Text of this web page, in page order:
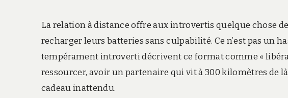
La relation à distance offre aux introvertis quelque chose
recharger leurs batteries sans culpabilité. Ce n’est pas un
tempérament introverti décrivent ce format comme «
ressourcer, avoir un partenaire qui vit à 300 kilomètres de
cadeau inattendu.